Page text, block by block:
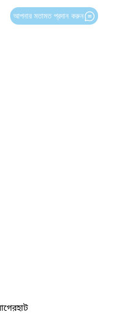
আপনার মতামত প্রদান করুন